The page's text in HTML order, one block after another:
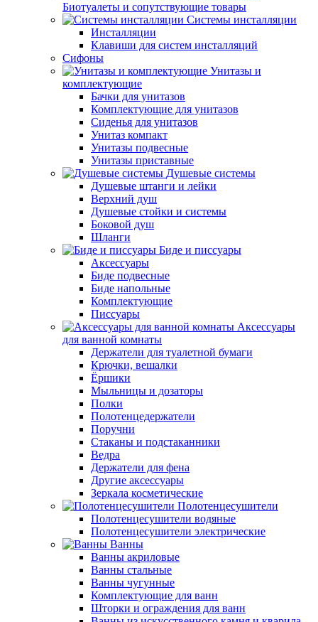
Биотуалеты и сопутствующие товары
Системы инсталляции
Инсталляции
Клавиши для систем инсталляций
Сифоны
Унитазы и
комплектующие
Бачки для унитазов
Комплектующие для унитазов
Сиденья для унитазов
Унитаз компакт
Унитазы подвесные
Унитазы приставные
Душевые системы
Душевые штанги и лейки
Верхний душ
Душевые стойки и системы
Боковой душ
Шланги
Биде и писсуары
Аксессуары
Биде подвесные
Биде напольные
Комплектующие
Писсуары
Аксессуары
для ванной комнаты
Держатели для туалетной бумаги
Крючки, вешалки
Ёршики
Мыльницы и дозаторы
Полки
Полотенцедержатели
Поручни
Стаканы и подстаканники
Ведра
Держатели для фена
Другие аксессуары
Зеркала косметические
Полотенцесушители
Полотенцесушители водяные
Полотенцесушители электрические
Ванны
Ванны акриловые
Ванны стальные
Ванны чугунные
Комплектующие для ванн
Шторки и ограждения для ванн